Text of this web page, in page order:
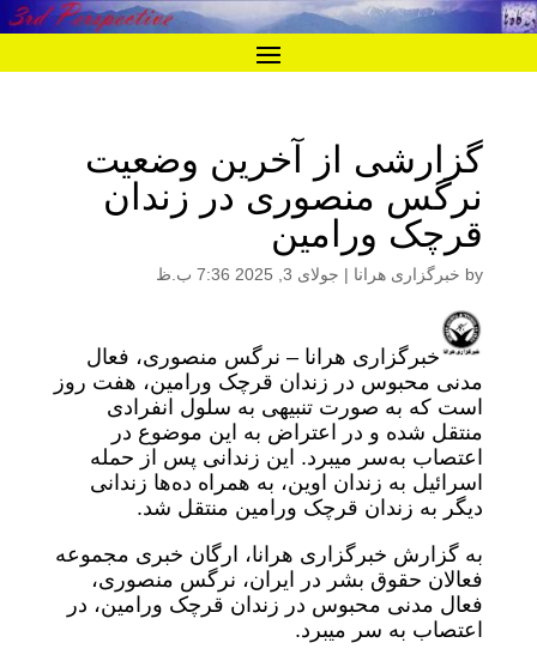
گزارشی از آخرین وضعیت
نرگس منصوری در زندان
قرچک ورامین
by خبرگزاری هرانا | جولای 3, 2025 7:36 ب.ظ
خبرگزاری هرانا – نرگس منصوری، فعال
مدنی محبوس در زندان قرچک ورامین، هفت روز
است که به صورت تنبیهی به سلول انفرادی
منتقل شده و در اعتراض به این موضوع در
اعتصاب به‌سر میبرد. این زندانی پس از حمله
اسرائیل به زندان اوین، به همراه ده‌ها زندانی
دیگر به زندان قرچک ورامین منتقل شد.
به گزارش خبرگزاری هرانا، ارگان خبری مجموعه
فعالان حقوق بشر در ایران، نرگس منصوری،
فعال مدنی محبوس در زندان قرچک ورامین، در
اعتصاب به سر میبرد.